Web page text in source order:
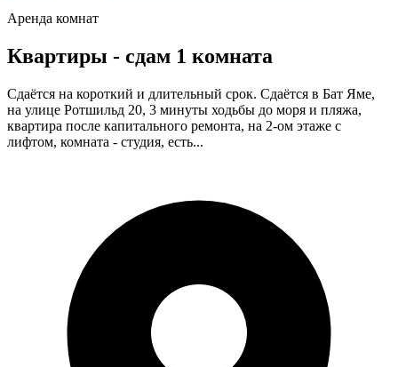
Аренда комнат
Квартиры - сдам 1 комната
Сдаётся на короткий и длительный срок. Сдаётся в Бат Яме,
на улице Ротшильд 20, 3 минуты ходьбы до моря и пляжа,
квартира после капитального ремонта, на 2-ом этаже с
лифтом, комната - студия, есть...